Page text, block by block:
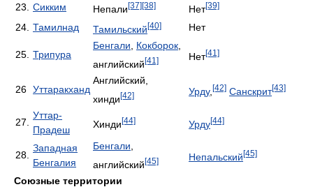
23. Сикким Непали[37][38] Нет[39]
24. Тамилнад Тамильский[40] Нет
25. Трипура
Бенгали Кокборок
английский[41] Нет[41]
26 Уттаракханд
Английский,
хинди[42] Урду, [42] Санскрит[43]
27.
Уттар-
Прадеш
Хинди[44] Урду[44]
28.
Западная
Бенгалия
Бенгали
английский[45] Непальский[45]
Союзные территории